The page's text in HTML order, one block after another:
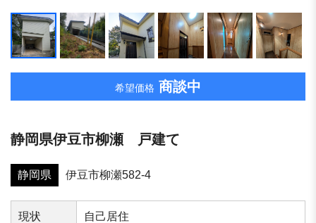
希望価格 商談中
静岡県伊豆市柳瀬 戸建て
静岡県 伊豆市柳瀬582-4
現状 自己居住